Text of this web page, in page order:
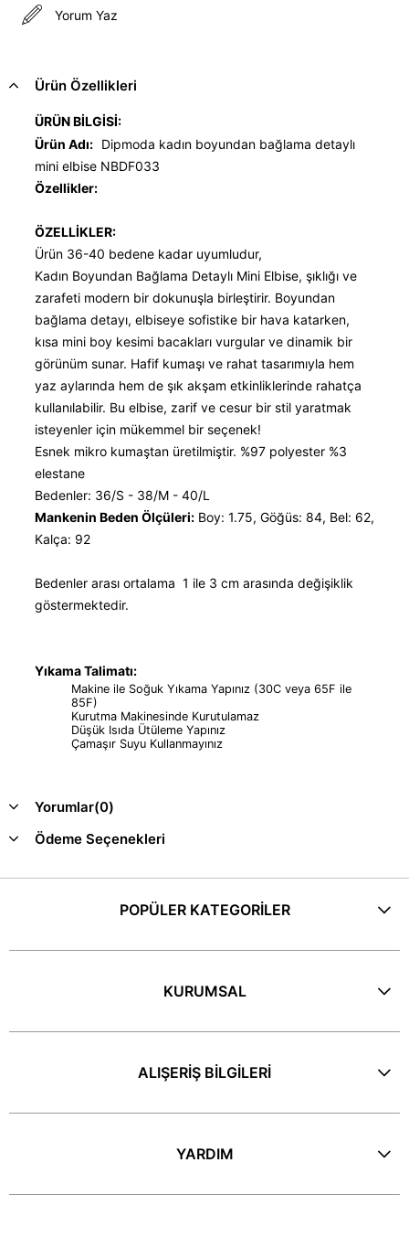
Yorum Yaz
Ürün Özellikleri
ÜRÜN BİLGİSİ:
Ürün Adı: Dipmoda kadın boyundan bağlama detaylı
mini elbise NBDF033
Özellikler:
ÖZELLİKLER:
Ürün 36-40 bedene kadar uyumludur,
Kadın Boyundan Bağlama Detaylı Mini Elbise, şıklığı ve
zarafeti modern bir dokunuşla birleştirir. Boyundan
bağlama detayı, elbiseye sofistike bir hava katarken,
kısa mini boy kesimi bacakları vurgular ve dinamik bir
görünüm sunar. Hafif kumaşı ve rahat tasarımıyla hem
yaz aylarında hem de şık akşam etkinliklerinde rahatça
kullanılabilir. Bu elbise, zarif ve cesur bir stil yaratmak
isteyenler için mükemmel bir seçenek!
Esnek mikro kumaştan üretilmiştir. %97 polyester %3
elestane
Bedenler: 36/S - 38/M - 40/L
Mankenin Beden Ölçüleri: Boy: 1.75, Göğüs: 84, Bel: 62,
Kalça: 92
Bedenler arası ortalama 1 ile 3 cm arasında değişiklik
göstermektedir.
Yıkama Talimatı:
Makine ile Soğuk Yıkama Yapınız (30C veya 65F ile
85F)
Kurutma Makinesinde Kurutulamaz
Düşük Isıda Ütüleme Yapınız
Çamaşır Suyu Kullanmayınız
Yorumlar(0)
Ödeme Seçenekleri
POPÜLER KATEGORİLER
KURUMSAL
ALIŞERİŞ BİLGİLERİ
YARDIM